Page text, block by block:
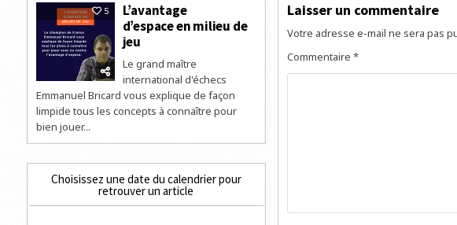
Laisser un commentaire
Votre adresse e-mail ne sera pas
Commentaire *
5
L’avantage
d’espace en milieu de
jeu
Le grand maître
international d'échecs
Emmanuel Bricard vous explique de façon
limpide tous les concepts à connaître pour
bien jouer...
Choisissez une date du calendrier pour
retrouver un article